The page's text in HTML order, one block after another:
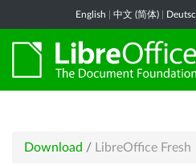
English 中文 (简体)
Download / LibreOffice Fresh